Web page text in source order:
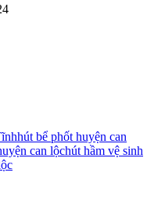
hút bể phốt huyện can
can lộchút hầm vệ sinh